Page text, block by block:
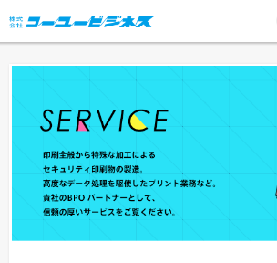
TOP
サービス一覧
会社概要
採用情報
新着ニュース